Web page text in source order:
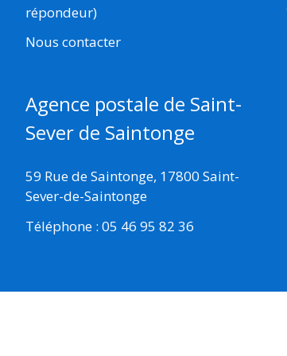
répondeur)
Nous contacter
Agence postale de Saint-
Sever de Saintonge
59 Rue de Saintonge, 17800 Saint-
Sever-de-Saintonge
Téléphone : 05 46 95 82 36